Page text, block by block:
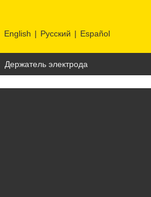
English | Pусский | Español
Держатель электрода